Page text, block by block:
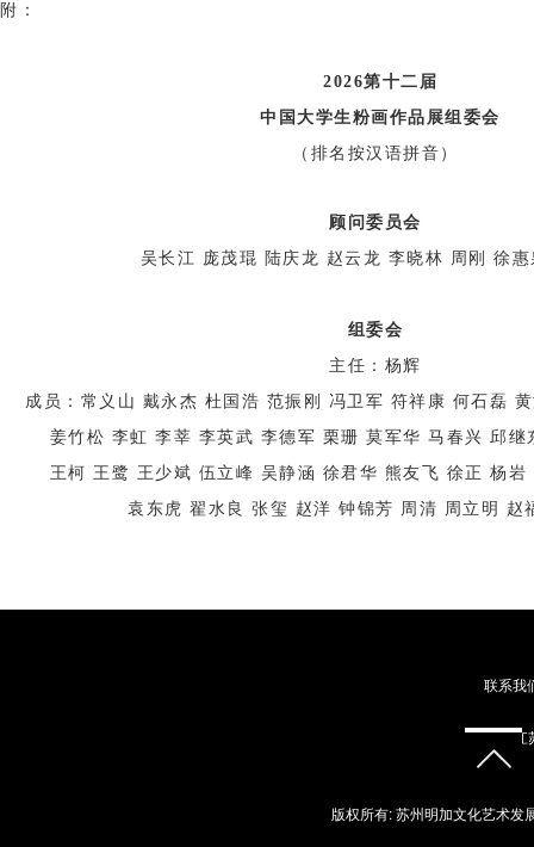
附：
2026第十二届
中国大学生粉画作品展组委会
（排名按汉语拼音）
顾问委员会
吴长江 庞茂琨 陆庆龙 赵云龙 李晓林 周刚 徐
组委会
主任：杨辉
成员：常义山 戴永杰 杜国浩 范振刚 冯卫军 符祥康 何石磊
姜竹松 李虹 李莘 李英武 李德军 栗珊 莫军华 马春兴 邱
王柯 王鹭 王少斌 伍立峰 吴静涵 徐君华 熊友飞 徐正 杨
袁东虎 翟水良 张玺 赵洋 钟锦芳 周清 周立明 赵
联系我
地址：江
版权所有: 苏州明加文化艺术发